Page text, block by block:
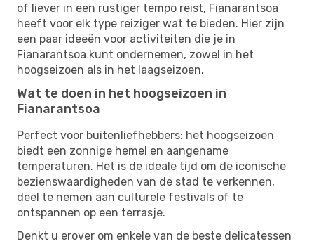
of liever in een rustiger tempo reist, Fianarantsoa
heeft voor elk type reiziger wat te bieden. Hier zijn
een paar ideeën voor activiteiten die je in
Fianarantsoa kunt ondernemen, zowel in het
hoogseizoen als in het laagseizoen.
Wat te doen in het hoogseizoen in
Fianarantsoa
Perfect voor buitenliefhebbers: het hoogseizoen
biedt een zonnige hemel en aangename
temperaturen. Het is de ideale tijd om de iconische
bezienswaardigheden van de stad te verkennen,
deel te nemen aan culturele festivals of te
ontspannen op een terrasje.
Denkt u erover om enkele van de beste delicatessen